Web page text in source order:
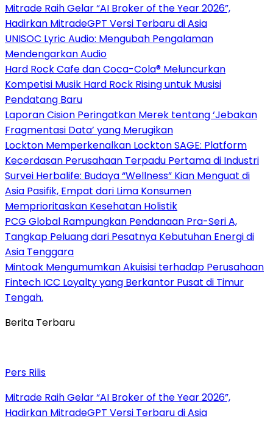
Mitrade Raih Gelar “AI Broker of the Year 2026”,
Hadirkan MitradeGPT Versi Terbaru di Asia
UNISOC Lyric Audio: Mengubah Pengalaman
Mendengarkan Audio
Hard Rock Cafe dan Coca-Cola® Meluncurkan
Kompetisi Musik Hard Rock Rising untuk Musisi
Pendatang Baru
Laporan Cision Peringatkan Merek tentang ‘Jebakan
Fragmentasi Data’ yang Merugikan
Lockton Memperkenalkan Lockton SAGE: Platform
Kecerdasan Perusahaan Terpadu Pertama di Industri
Survei Herbalife: Budaya “Wellness” Kian Menguat di
Asia Pasifik, Empat dari Lima Konsumen
Memprioritaskan Kesehatan Holistik
PCG Global Rampungkan Pendanaan Pra-Seri A,
Tangkap Peluang dari Pesatnya Kebutuhan Energi di
Asia Tenggara
Mintoak Mengumumkan Akuisisi terhadap Perusahaan
Fintech ICC Loyalty yang Berkantor Pusat di Timur
Tengah.
Berita Terbaru
Pers Rilis
Mitrade Raih Gelar “AI Broker of the Year 2026”,
Hadirkan MitradeGPT Versi Terbaru di Asia